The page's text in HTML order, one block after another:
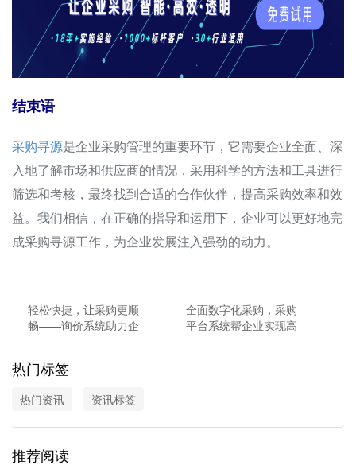
结束语
采购寻源是企业采购管理的重要环节，它需要企业全面、深
入地了解市场和供应商的情况，采用科学的方法和工具进行
筛选和考核，最终找到合适的合作伙伴，提高采购效率和效
益。我们相信，在正确的指导和运用下，企业可以更好地完
成采购寻源工作，为企业发展注入强劲的动力。
轻松快捷，让采购更顺
畅——询价系统助力企
全面数字化采购，采购
平台系统帮企业实现高
热门标签
热门资讯 资讯标签
推荐阅读